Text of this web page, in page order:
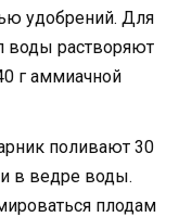
удобрений. Для
воды растворяют
г аммиачной
поливают 30
в ведре воды.
плодам